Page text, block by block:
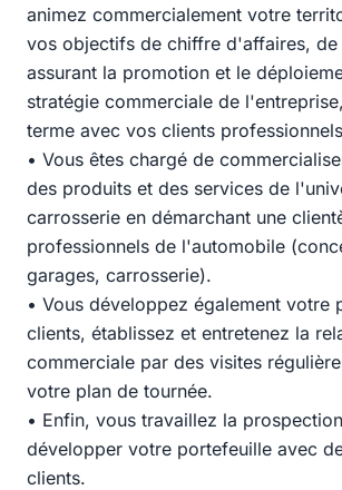
animez commercialement votre
vos objectifs de chiffre d'affaires, de
assurant la promotion et le
stratégie commerciale de
terme avec vos clients
• Vous êtes chargé de
des produits et des services de
carrosserie en démarchant une
professionnels de l'automobile
garages, carrosserie).
• Vous développez également votre
clients, établissez et entretenez la
commerciale par des visites
votre plan de tournée.
• Enfin, vous travaillez la
développer votre portefeuille avec
clients.